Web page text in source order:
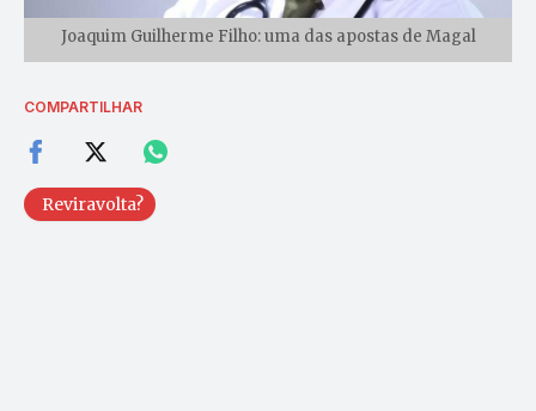
Joaquim Guilherme Filho: uma das apostas de Magal
COMPARTILHAR
Reviravolta?